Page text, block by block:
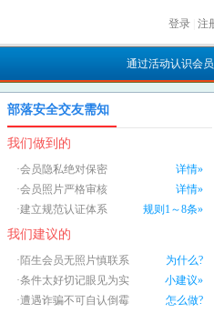
登录 注
通过活动认识会
部落安全交友需知
我们做到的
·会员隐私绝对保密
详情»
·会员照片严格审核
详情»
·建立规范认证体系
规则1～8条»
我们建议的
·陌生会员无照片慎联系
为什么?
·条件太好切记眼见为实
小建议»
·遭遇诈骗不可自认倒霉
怎么做?